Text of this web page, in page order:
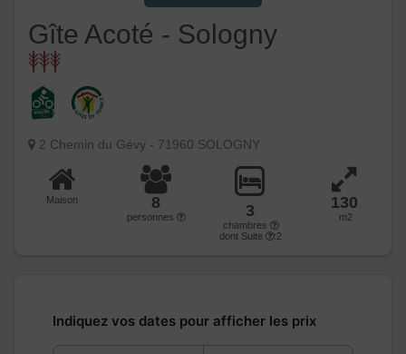
Gîte Acoté - Sologny
2 Chemin du Gévy - 71960 SOLOGNY
Maison 8
personnes 3
chambres
dont Suite
:2
130
m2
Indiquez vos dates pour afficher les prix